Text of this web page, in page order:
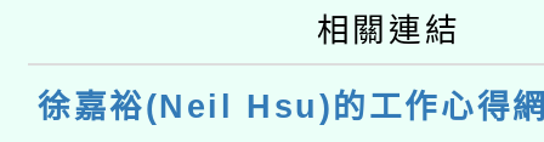
相關連結
徐嘉裕(Neil Hsu)的工作心得